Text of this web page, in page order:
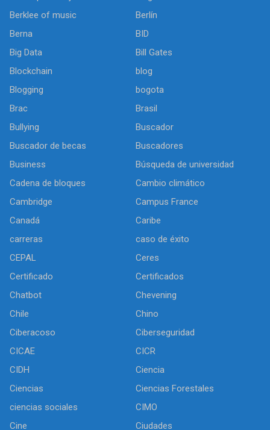
Berklee of music
Berlín
Berna
BID
Big Data
Bill Gates
Blockchain
blog
Blogging
bogota
Brac
Brasil
Bullying
Buscador
Buscador de becas
Buscadores
Business
Búsqueda de universidad
Cadena de bloques
Cambio climático
Cambridge
Campus France
Canadá
Caribe
carreras
caso de éxito
CEPAL
Ceres
Certificado
Certificados
Chatbot
Chevening
Chile
Chino
Ciberacoso
Ciberseguridad
CICAE
CICR
CIDH
Ciencia
Ciencias
Ciencias Forestales
ciencias sociales
CIMO
Cine
Ciudades